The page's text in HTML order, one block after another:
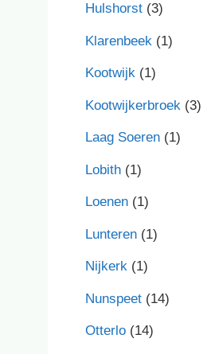
Hulshorst (3)
Klarenbeek (1)
Kootwijk (1)
Kootwijkerbroek (3)
Laag Soeren (1)
Lobith (1)
Loenen (1)
Lunteren (1)
Nijkerk (1)
Nunspeet (14)
Otterlo (14)